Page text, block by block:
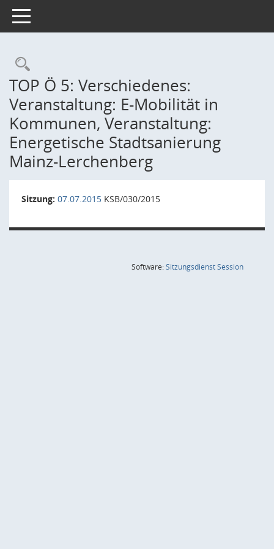
Toggle navigation
Rechercheauswahl
TOP Ö 5: Verschiedenes:
Veranstaltung: E-Mobilität in
Kommunen, Veranstaltung:
Energetische Stadtsanierung
Mainz-Lerchenberg
Sitzung: 07.07.2015 KSB/030/2015
Software:SitzungsdienstSession(Wird in